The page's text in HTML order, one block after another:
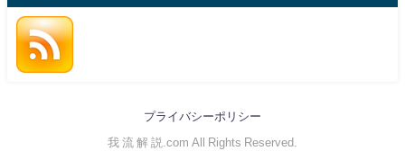
プライバシーポリシー
我 流 解 説.com All Rights Reserved.